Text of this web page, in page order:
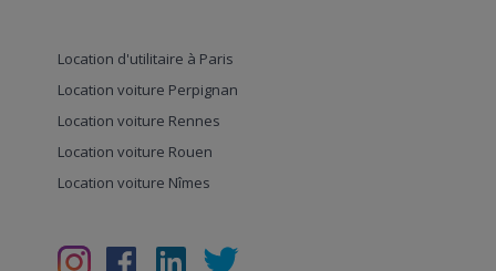
Location d'utilitaire à Paris
Location voiture Perpignan
Location voiture Rennes
Location voiture Rouen
Location voiture Nîmes